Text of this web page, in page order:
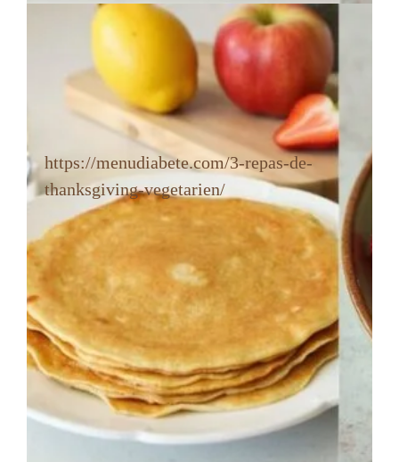
https://menudiabete.com/3-repas-de-
thanksgiving-vegetarien/